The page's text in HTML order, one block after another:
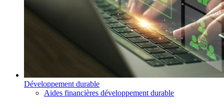
Développement durable
Aides financières développement durable